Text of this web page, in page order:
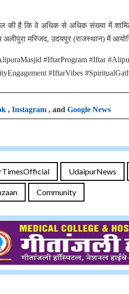
की है कि वे अधिक से अधिक संख्या में
मस्जिद, उदयपुर (राजस्थान) में
#IftarProgram #Iftar
#IftarVibes
, Instagram , and Google News
UdaipurNews
Community